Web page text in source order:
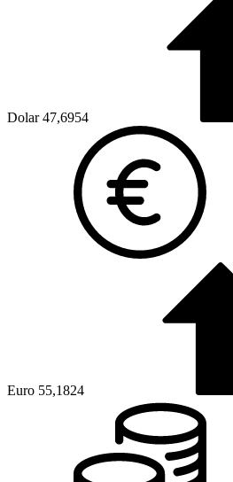
Dolar 47,6954
Euro 55,1824